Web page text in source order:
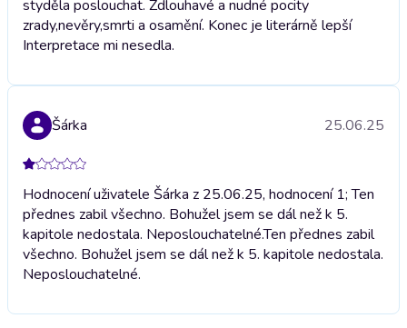
styděla poslouchat. Zdlouhavé a nudné pocity
zrady,nevěry,smrti a osamění. Konec je literárně lepší
Interpretace mi nesedla.
Šárka 25.06.25
Hodnocení uživatele Šárka z 25.06.25, hodnocení 1; Ten
přednes zabil všechno. Bohužel jsem se dál než k 5.
kapitole nedostala. Neposlouchatelné.Ten přednes zabil
všechno. Bohužel jsem se dál než k 5. kapitole nedostala.
Neposlouchatelné.